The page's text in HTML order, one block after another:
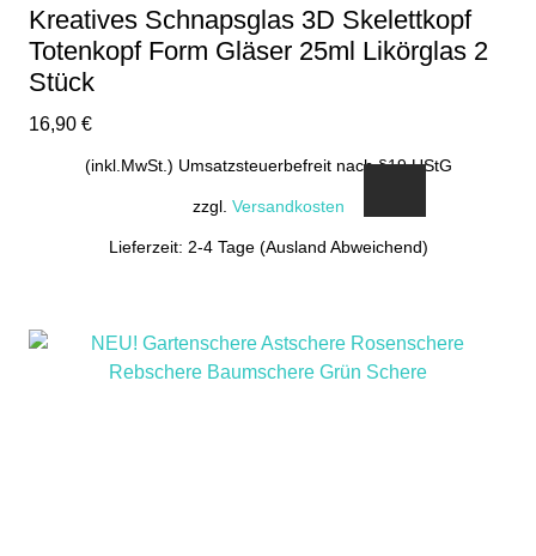
Kreatives Schnapsglas 3D Skelettkopf
Totenkopf Form Gläser 25ml Likörglas 2
Stück
16,90 €
(inkl.MwSt.) Umsatzsteuerbefreit nach §19 UStG
zzgl. Versandkosten
Lieferzeit: 2-4 Tage (Ausland Abweichend)